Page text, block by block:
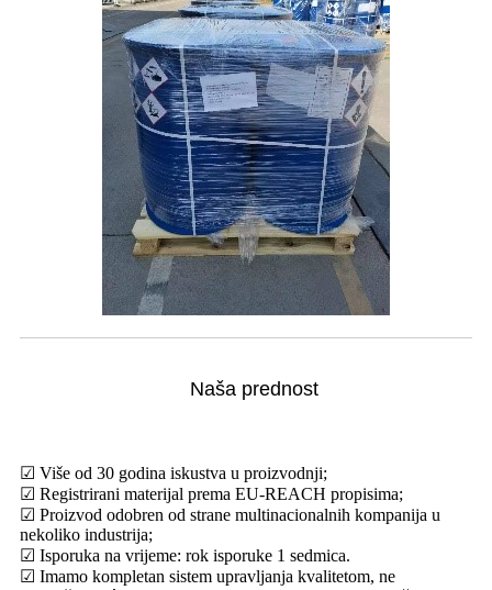
Naša prednost
☑ Više od 30 godina iskustva u proizvodnji;
☑ Registrirani materijal prema EU-REACH propisima;
☑ Proizvod odobren od strane multinacionalnih kompanija u
nekoliko industrija;
☑ Isporuka na vrijeme: rok isporuke 1 sedmica.
☑ Imamo kompletan sistem upravljanja kvalitetom, ne